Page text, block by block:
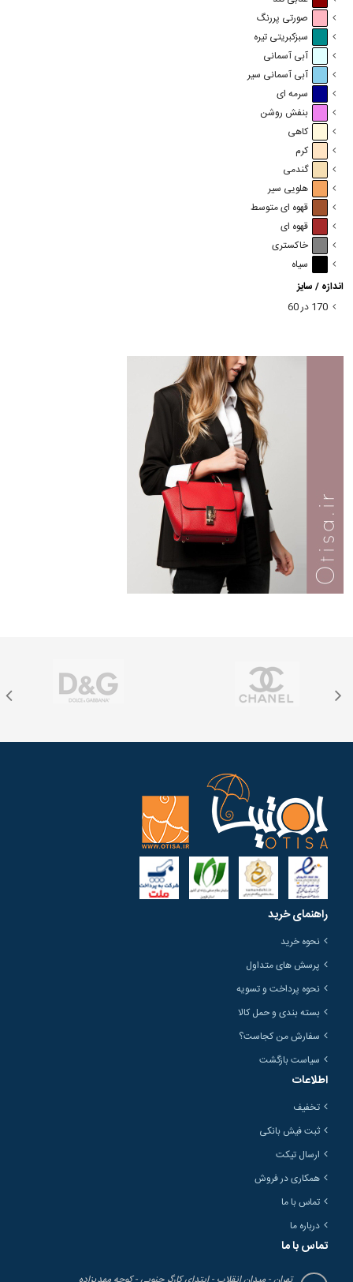
صورتی پررنگ
سبزکبریتی تیره
آبی آسمانی
آبی آسمانی سیر
سرمه ای
بنفش روشن
کاهی
کرم
گندمی
هلویی سیر
قهوه ای متوسط
قهوه ای
خاکستری
سیاه
اندازه / سایز
170 در 60
راهنمای خرید
نحوه خرید
پرسش های متداول
نحوه پرداخت و تسویه
بسته بندی و حمل کالا
سفارش من کجاست؟
سیاست بازگشت
اطلاعات
تخفیف
ثبت فیش بانکی
ارسال تیکت
همکاری در فروش
تماس با ما
درباره ما
تماس با ما